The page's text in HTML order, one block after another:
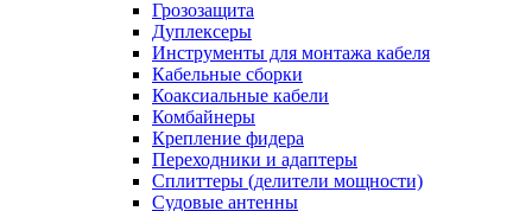
Грозозащита
Дуплексеры
Инструменты для монтажа кабеля
Кабельные сборки
Коаксиальные кабели
Комбайнеры
Крепление фидера
Переходники и адаптеры
Сплиттеры (делители мощности)
Судовые антенны